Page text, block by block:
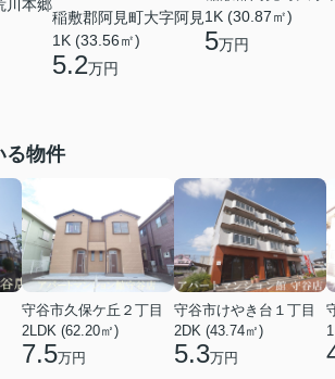
川本郷
稲敷郡阿見町大字阿見
1K (33.56㎡)
5.2万円
1K (30.87㎡)
5万円
る物件
守谷市久保ケ丘２丁目
2LDK (62.20㎡)
7.5万円
守谷市けやき台１丁目
2DK (43.74㎡)
5.3万円